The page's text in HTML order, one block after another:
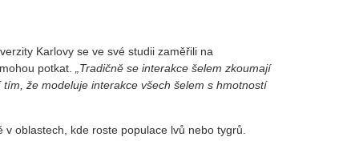
Karlovy se ve své studii zaměřili na
potkat. „Tradičně se interakce šelem zkoumají
že modeluje interakce všech šelem s hmotností
oblastech, kde roste populace lvů nebo tygrů.